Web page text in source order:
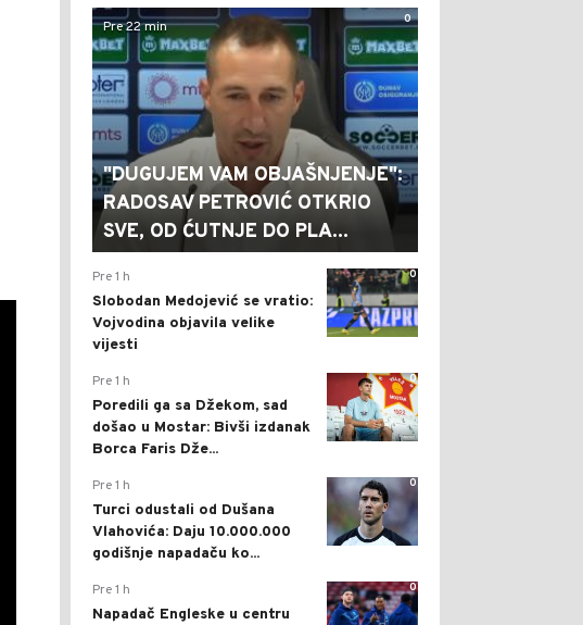
0
Pre 22 min
"DUGUJEM VAM OBJAŠNJENJE":
RADOSAV PETROVIĆ OTKRIO
SVE, OD ĆUTNJE DO PLA...
0
Pre 1 h
Slobodan Medojević se vratio:
Vojvodina objavila velike
vijesti
0
Pre 1 h
Poredili ga sa Džekom, sad
došao u Mostar: Bivši izdanak
Borca Faris Dže...
0
Pre 1 h
Turci odustali od Dušana
Vlahovića: Daju 10.000.000
godišnje napadaču ko...
0
Pre 1 h
Napadač Engleske u centru